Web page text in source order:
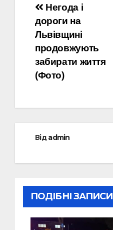
Навігація
записів
Негода і
дороги на
Львівщині
продовжують
забирати життя
(Фото)
Відadmin
ПОДІБНІ ЗАПИСИ